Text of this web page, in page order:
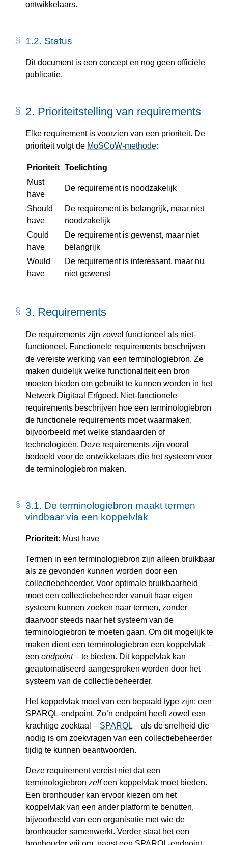
ontwikkelaars.
1.2. Status
Dit document is een concept en nog geen officiële
publicatie.
2. Prioriteitstelling van requirements
Elke requirement is voorzien van een prioriteit. De
prioriteit volgt de MoSCoW-methode:
Prioriteit Toelichting
Must
have
De requirement is noodzakelijk
Should
have
De requirement is belangrijk, maar niet
noodzakelijk
Could
have
De requirement is gewenst, maar niet
belangrijk
Would
have
De requirement is interessant, maar nu
niet gewenst
3. Requirements
De requirements zijn zowel functioneel als niet-
functioneel. Functionele requirements beschrijven
de vereiste werking van een terminologiebron. Ze
maken duidelijk welke functionaliteit een bron
moeten bieden om gebruikt te kunnen worden in het
Netwerk Digitaal Erfgoed. Niet-functionele
requirements beschrijven hoe een terminologiebron
de functionele requirements moet waarmaken,
bijvoorbeeld met welke standaarden of
technologieën. Deze requirements zijn vooral
bedoeld voor de ontwikkelaars die het systeem voor
de terminologiebron maken.
3.1. De terminologiebron maakt termen
vindbaar via een koppelvlak
Prioriteit: Must have
Termen in een terminologiebron zijn alleen bruikbaar
als ze gevonden kunnen worden door een
collectiebeheerder. Voor optimale bruikbaarheid
moet een collectiebeheerder vanuit haar eigen
systeem kunnen zoeken naar termen, zonder
daarvoor steeds naar het systeem van de
terminologiebron te moeten gaan. Om dit mogelijk te
maken dient een terminologiebron een koppelvlak –
een endpoint– te bieden. Dit koppelvlak kan
geautomatiseerd aangesproken worden door het
systeem van de collectiebeheerder.
Het koppelvlak moet van een bepaald type zijn: een
SPARQL-endpoint. Zo’n endpoint heeft zowel een
krachtige zoektaal – SPARQL – als de snelheid die
nodig is om zoekvragen van een collectiebeheerder
tijdig te kunnen beantwoorden.
Deze requirement vereist niet dat een
terminologiebron zelfeen koppelvlak moet bieden.
Een bronhouder kan ervoor kiezen om het
koppelvlak van een ander platform te benutten,
bijvoorbeeld van een organisatie met wie de
bronhouder samenwerkt. Verder staat het een